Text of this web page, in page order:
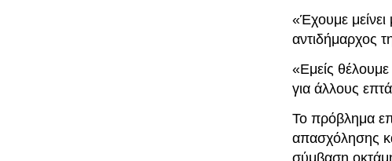
«Έχουμε
αντιδήμαρχος
«Εμείς
για άλλους
Το πρόβλημα
απασχόλησης